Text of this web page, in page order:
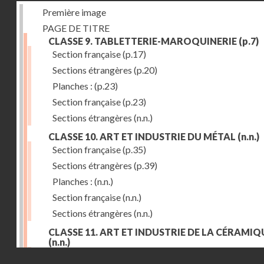
Première image
PAGE DE TITRE
CLASSE 9. TABLETTERIE-MAROQUINERIE (p.7)
Section française(p.17)
Sections étrangères (p.20)
Planches : (p.23)
Section française(p.23)
Sections étrangères (n.n.)
CLASSE 10. ART ET INDUSTRIE DU MÉTAL (n.n.)
Section française(p.35)
Sections étrangères (p.39)
Planches : (n.n.)
Section française(n.n.)
Sections étrangères (n.n.)
CLASSE 11. ART ET INDUSTRIE DE LA
(n.n.)